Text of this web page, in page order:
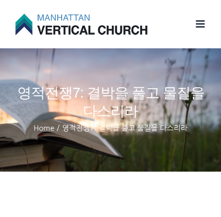
영적전쟁7: 결박을 풀고 물질을
다스리라
Home / 영적전쟁7: 결박을 풀고 물질을 다스리라